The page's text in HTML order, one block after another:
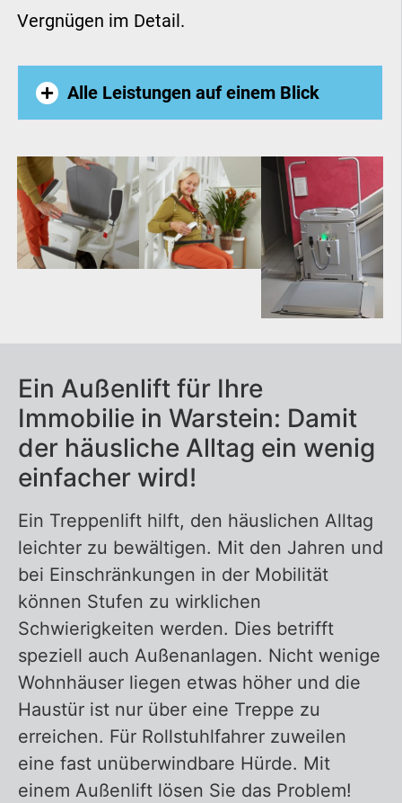
Vergnügen im Detail.
Alle Leistungen auf einem Blick
Homelift
Hublift
Plattformlift
Seniorenlift
Treppenaufzug
Treppenlift
Zurück zur Übersicht – Außenlift
Ein Außenlift für Ihre
Immobilie in Warstein: Damit
der häusliche Alltag ein wenig
einfacher wird!
Ein Treppenlift hilft, den häuslichen Alltag
leichter zu bewältigen. Mit den Jahren und
bei Einschränkungen in der Mobilität
können Stufen zu wirklichen
Schwierigkeiten werden. Dies betrifft
speziell auch Außenanlagen. Nicht wenige
Wohnhäuser liegen etwas höher und die
Haustür ist nur über eine Treppe zu
erreichen. Für Rollstuhlfahrer zuweilen
eine fast unüberwindbare Hürde. Mit
einem Außenlift lösen Sie das Problem!